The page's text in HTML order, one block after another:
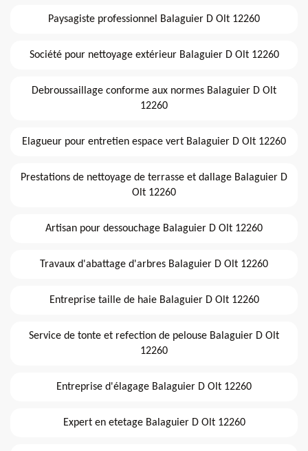
Paysagiste professionnel Balaguier D Olt 12260
Société pour nettoyage extérieur Balaguier D Olt 12260
Debroussaillage conforme aux normes Balaguier D Olt
12260
Elagueur pour entretien espace vert Balaguier D Olt 12260
Prestations de nettoyage de terrasse et dallage Balaguier D
Olt 12260
Artisan pour dessouchage Balaguier D Olt 12260
Travaux d'abattage d'arbres Balaguier D Olt 12260
Entreprise taille de haie Balaguier D Olt 12260
Service de tonte et refection de pelouse Balaguier D Olt
12260
Entreprise d'élagage Balaguier D Olt 12260
Expert en etetage Balaguier D Olt 12260